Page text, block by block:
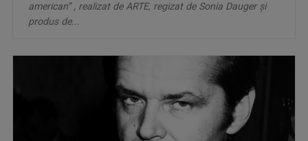
american” , realizat de ARTE, regizat de Sonia Dauger și
produs de...